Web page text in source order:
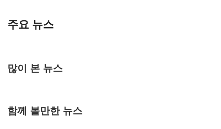
주요 뉴스
많이 본 뉴스
함께 볼만한 뉴스